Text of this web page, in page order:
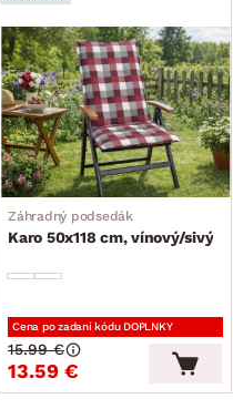
Záhradný podsedák
Karo 50x118 cm, vínový/sivý
Cena po zadaní kódu DOPLNKY
13.59 €
15.99 €